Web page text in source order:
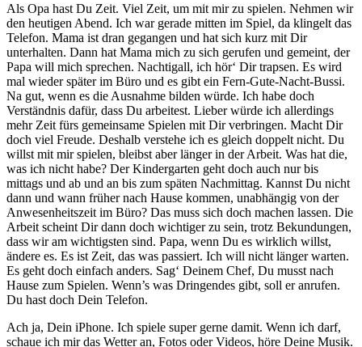
Als Opa hast Du Zeit. Viel Zeit, um mit mir zu spielen. Nehmen wir
den heutigen Abend. Ich war gerade mitten im Spiel, da klingelt das
Telefon. Mama ist dran gegangen und hat sich kurz mit Dir
unterhalten. Dann hat Mama mich zu sich gerufen und gemeint, der
Papa will mich sprechen. Nachtigall, ich hör‘ Dir trapsen. Es wird
mal wieder später im Büro und es gibt ein Fern-Gute-Nacht-Bussi.
Na gut, wenn es die Ausnahme bilden würde. Ich habe doch
Verständnis dafür, dass Du arbeitest. Lieber würde ich allerdings
mehr Zeit fürs gemeinsame Spielen mit Dir verbringen. Macht Dir
doch viel Freude. Deshalb verstehe ich es gleich doppelt nicht. Du
willst mit mir spielen, bleibst aber länger in der Arbeit. Was hat die,
was ich nicht habe? Der Kindergarten geht doch auch nur bis
mittags und ab und an bis zum späten Nachmittag. Kannst Du nicht
dann und wann früher nach Hause kommen, unabhängig von der
Anwesenheitszeit im Büro? Das muss sich doch machen lassen. Die
Arbeit scheint Dir dann doch wichtiger zu sein, trotz Bekundungen,
dass wir am wichtigsten sind. Papa, wenn Du es wirklich willst,
ändere es. Es ist Zeit, das was passiert. Ich will nicht länger warten.
Es geht doch einfach anders. Sag‘ Deinem Chef, Du musst nach
Hause zum Spielen. Wenn’s was Dringendes gibt, soll er anrufen.
Du hast doch Dein Telefon.
Ach ja, Dein iPhone. Ich spiele super gerne damit. Wenn ich darf,
schaue ich mir das Wetter an, Fotos oder Videos, höre Deine Musik.